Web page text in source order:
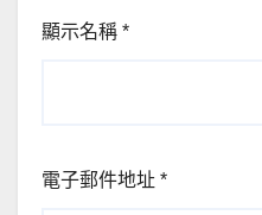
顯示名稱 *
電子郵件地址 *